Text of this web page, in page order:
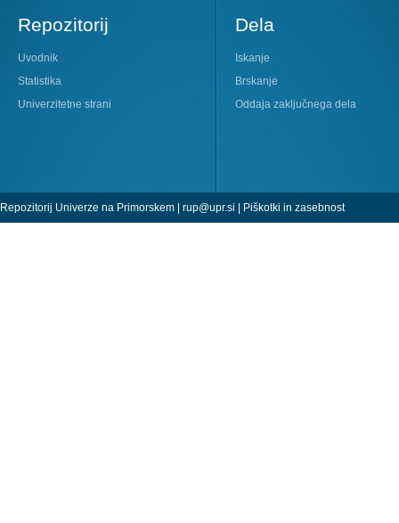
Repozitorij
Uvodnik
Statistika
Univerzitetne strani
Dela
Iskanje
Brskanje
Oddaja zaključnega dela
Repozitorij Univerze na Primorskem | rup@upr.si | Piškotki in zasebnost